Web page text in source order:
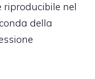
riproducibile nel
della